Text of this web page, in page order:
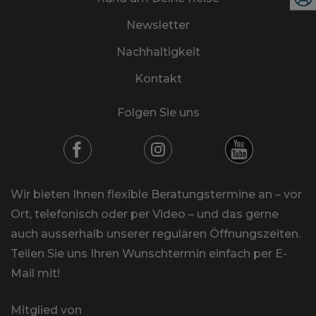
Newsletter
Nachhaltigkeit
Kontakt
Folgen Sie uns
Wir bieten Ihnen flexible Beratungstermine an – vor
Ort, telefonisch oder per Video – und das gerne
auch ausserhalb unserer regulären Öffnungszeiten.
Teilen Sie uns Ihren Wunschtermin einfach per E-
Mail mit!
Mitglied von